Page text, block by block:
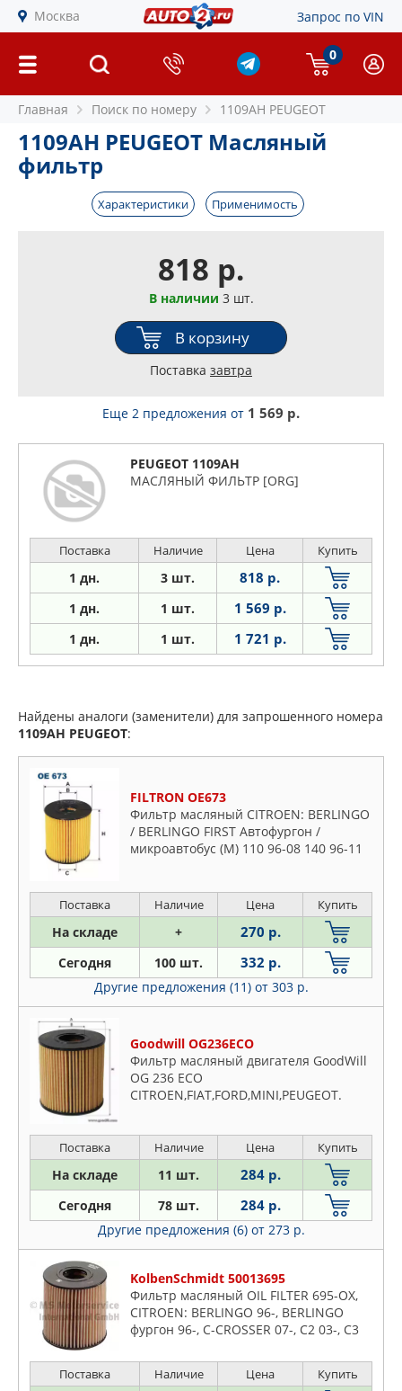
Москва Запрос по VIN
0
Главная Поиск по номеру 1109AH PEUGEOT
1109AH PEUGEOT Масляный
фильтр
Характеристики Применимость
818 р.
В наличии 3 шт.
В корзину
Поставка завтра
Еще 2 предложения от 1 569 р.
PEUGEOT 1109AH
МАСЛЯНЫЙ ФИЛЬТР [ORG]
Поставка Наличие Цена Купить
1 дн. 3 шт. 818 р.
1 дн. 1 шт. 1 569 р.
1 дн. 1 шт. 1 721 р.
Найдены аналоги (заменители) для запрошенного номера
1109AH PEUGEOT:
FILTRON OE673
Фильтр масляный CITROEN: BERLINGO
/ BERLINGO FIRST Автофургон /
микроавтобус (M) 110 96-08 140 96-11
Поставка Наличие Цена Купить
На складе + 270 р.
Сегодня 100 шт. 332 р.
Другие предложения (11) от 303 р.
Goodwill OG236ECO
Фильтр масляный двигателя GoodWill
OG 236 ECO
CITROEN,FIAT,FORD,MINI,PEUGEOT.
Поставка Наличие Цена Купить
На складе 11 шт. 284 р.
Сегодня 78 шт. 284 р.
Другие предложения (6) от 273 р.
KolbenSchmidt 50013695
Фильтр масляный OIL FILTER 695-OX,
CITROEN: BERLINGO 96-, BERLINGO
фургон 96-, C-CROSSER 07-, C2 03-, C3
Picasso 06-, C4 Picasso
Поставка Наличие Цена Купить